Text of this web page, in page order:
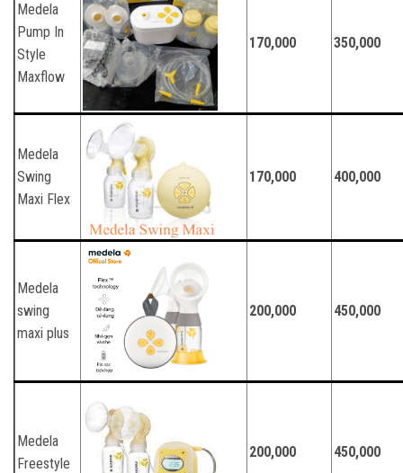
Medela
Pump In
Style
Maxflow
170,000 350,000
Medela
Swing
Maxi Flex
170,000 400,000
Medela
swing
maxi plus
200,000 450,000
Medela
Freestyle
200,000 450,000